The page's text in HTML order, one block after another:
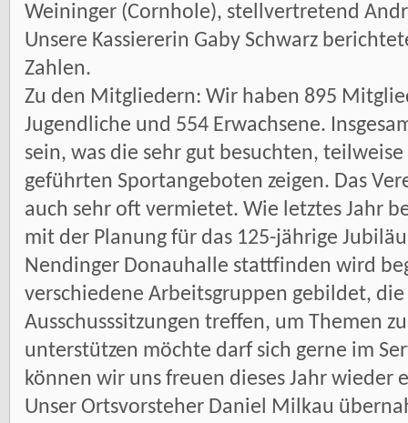
Weininger (Cornhole), stellvertretend
Unsere Kassiererin Gaby Schwarz
Zahlen.
Zu den Mitgliedern: Wir haben 895
Jugendliche und 554 Erwachsene.
sein, was die sehr gut besuchten,
geführten Sportangeboten zeigen. Das
auch sehr oft vermietet. Wie letztes Jahr
mit der Planung für das 125-jährige
Nendinger Donauhalle stattfinden wird
verschiedene Arbeitsgruppen gebildet,
Ausschusssitzungen treffen, um Themen
unterstützen möchte darf sich gerne im
können wir uns freuen dieses Jahr wieder
Unser Ortsvorsteher Daniel Milkau